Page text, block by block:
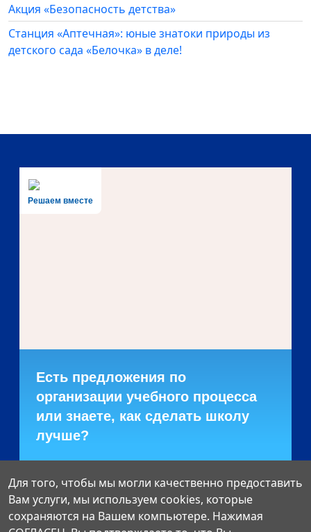
Акция «Безопасность детства»
Станция «Аптечная»: юные знатоки природы из
детского сада «Белочка» в деле!
Решаем вместе
Есть предложения по
организации учебного процесса
или знаете, как сделать школу
лучше?
Написать о проблеме
Для того, чтобы мы могли качественно предоставить
Вам услуги, мы используем cookies, которые
сохраняются на Вашем компьютере. Нажимая